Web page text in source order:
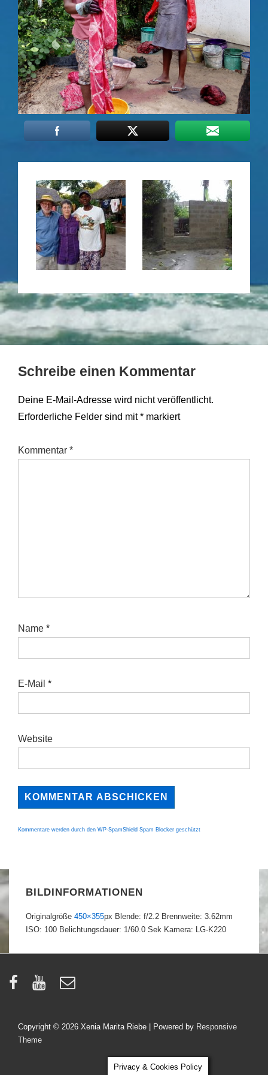
Schreibe einen Kommentar
Deine E-Mail-Adresse wird nicht veröffentlicht.
Erforderliche Felder sind mit* markiert
Kommentar *
Name *
E-Mail *
Website
Kommentare werden durch den WP-SpamShield Spam Blocker geschützt
BILDINFORMATIONEN
Originalgröße 450×355px Blende: f/2.2 Brennweite: 3.62mm
ISO: 100 Belichtungsdauer: 1/60.0 Sek Kamera: LG-K220
Copyright © 2026 Xenia Marita Riebe | Powered by Responsive
Theme
Privacy & Cookies Policy